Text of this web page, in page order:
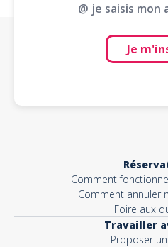
@ je saisis mon
Je
Comment
Comment annuler
Foire aux
Travailler
Proposer